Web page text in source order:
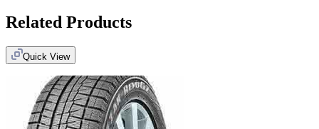
Related Products
Quick View